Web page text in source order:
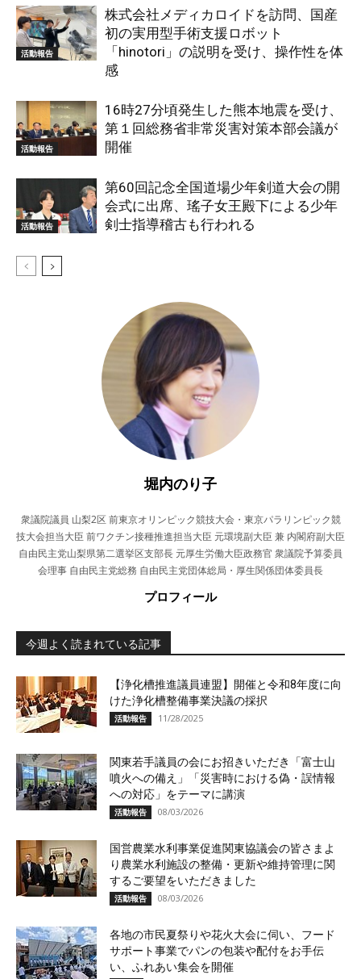
活動報告
株式会社メディカロイドを訪問、国産
初の実用型手術支援ロボット
「hinotori」の説明を受け、操作性を体
感
活動報告
16時27分頃発生した熊本地震を受け、
第１回総務省非常災害対策本部会議が
開催
活動報告
第60回記念全国道場少年剣道大会の開
会式に出席、瑤子女王殿下による少年
剣士指導稽古も行われる
堀内のり子
衆議院議員 山梨2区 前東京オリンピック競技大会・東京パラリンピック競
技大会担当大臣 前ワクチン接種推進担当大臣 元環境副大臣 兼 内閣府副大臣
自由民主党山梨県第二選挙区支部長 元厚生労働大臣政務官 衆議院予算委員
会理事 自由民主党総務 自由民主党団体総局・厚生関係団体委員長
プロフィール
今週よく読まれている記事
【浄化槽推進議員連盟】開催と令和8年度に向
けた浄化槽整備事業決議の採択
活動報告 11/28/2025
関東若手議員の会にお招きいただき「富士山
噴火への備え」「災害時における偽・誤情報
への対応」をテーマに講演
活動報告 08/03/2026
国営農業水利事業促進関東協議会の皆さまよ
り農業水利施設の整備・更新や維持管理に関
するご要望をいただきました
活動報告 08/03/2026
各地の市民夏祭りや花火大会に伺い、フード
サポート事業でパンの包装や配付をお手伝
い、ふれあい集会を開催